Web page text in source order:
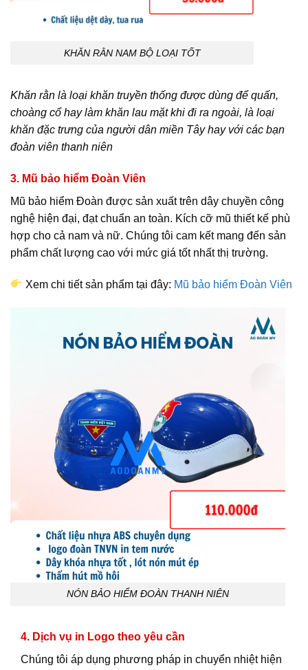
KHĂN RẰN NAM BỘ LOẠI TỐT
Khăn rằn là loại khăn truyền thống được dùng để quấn,
choàng cổ hay làm khăn lau mặt khi đi ra ngoài, là loại
khăn đặc trưng của người dân miền Tây hay với các bạn
đoàn viên thanh niên
3. Mũ bảo hiểm Đoàn Viên
Mũ bảo hiểm Đoàn được sản xuất trên dây chuyền công
nghệ hiện đại, đạt chuẩn an toàn. Kích cỡ mũ thiết kế phù
hợp cho cả nam và nữ. Chúng tôi cam kết mang đến sản
phẩm chất lượng cao với mức giá tốt nhất thị trường.
Xem chi tiết sản phẩm tại đây: Mũ bảo hiểm Đoàn Viên
NÓN BẢO HIỂM ĐOÀN THANH NIÊN
4. Dịch vụ in Logo theo yêu cần
Chúng tôi áp dụng phương pháp in chuyển nhiệt hiện